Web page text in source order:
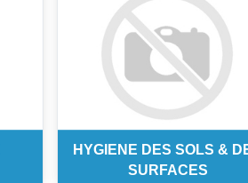
HYGIENE DES SOLS &
SURFACES